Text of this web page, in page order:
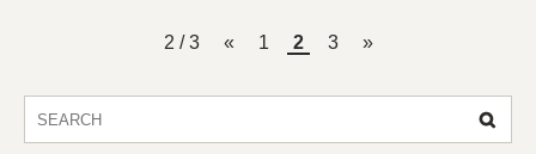
2 / 3 « 1 2 3 »